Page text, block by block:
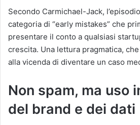
Secondo Carmichael-Jack,
categoria di “early mistakes” che
presentare il conto a qualsiasi
crescita. Una lettura pragmatica,
alla vicenda di diventare un caso
Non spam, ma uso
del brand e dei dati